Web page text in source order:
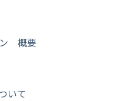
ン 概要
いて